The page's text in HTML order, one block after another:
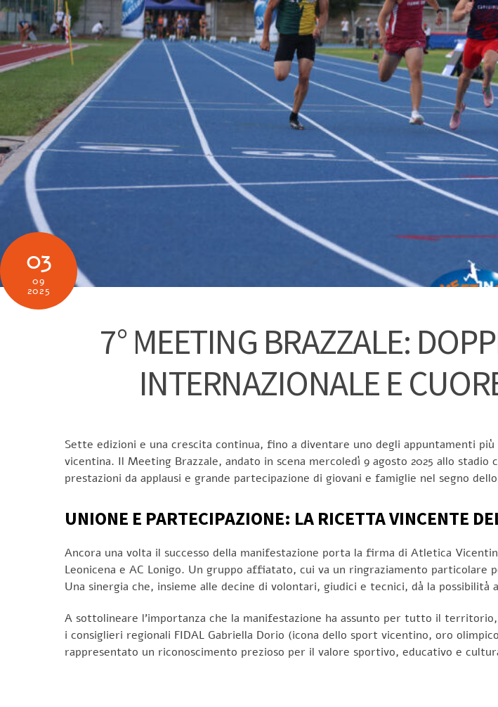
03
09
2025
7° MEETING BRAZZALE:
INTERNAZIONALE E
Sette edizioni e una crescita continua, fino a diventare uno degli appuntamenti
vicentina. Il Meeting Brazzale, andato in scena mercoledì 9 agosto 2025 allo
prestazioni da applausi e grande partecipazione di giovani e famiglie nel segno
UNIONE E PARTECIPAZIONE: LA RICETTA VINCENTE
Ancora una volta il successo della manifestazione porta la firma di Atletica
Leonicena e AC Lonigo. Un gruppo affiatato, cui va un ringraziamento
Una sinergia che, insieme alle decine di volontari, giudici e tecnici, dà la
A sottolineare l’importanza che la manifestazione ha assunto per tutto il
i consiglieri regionali FIDAL Gabriella Dorio (icona dello sport vicentino, oro
rappresentato un riconoscimento prezioso per il valore sportivo, educativo e